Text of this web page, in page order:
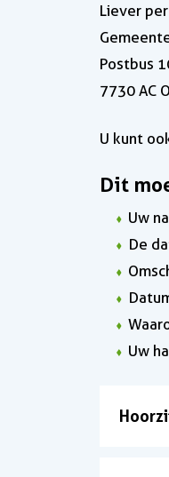
Liever
Postbus
7730 AC
U kunt
Dit
Uw
De
Uw